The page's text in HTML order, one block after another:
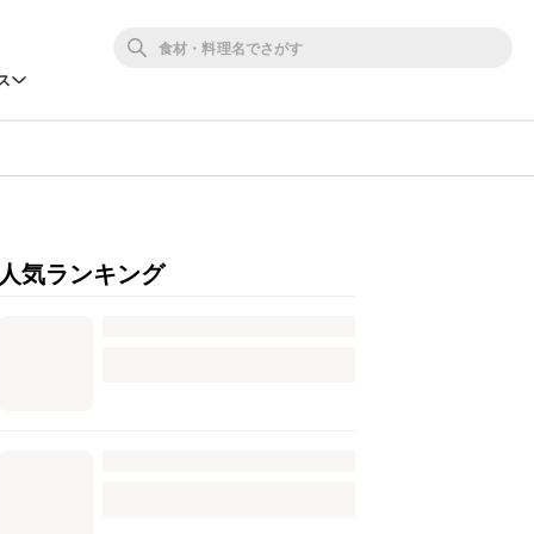
人気ランキング